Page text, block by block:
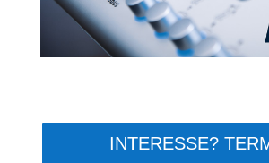
INTERESSE?